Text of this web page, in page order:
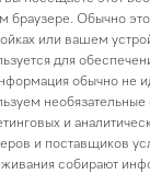
браузере. Обычно
или вашем
для
обычно не
и
и поставщиков
собирают